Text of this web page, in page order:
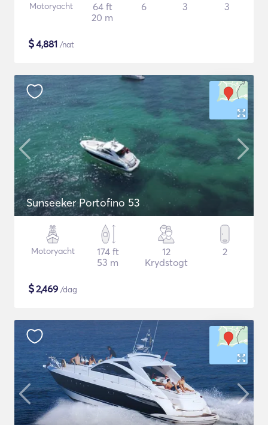
Motoryacht
64 ft
20 m
6 3 3
$4,881 /nat
Sunseeker Portofino 53
Motoryacht
174 ft
53 m
12
Krydstogt
2
$2,469 /dag